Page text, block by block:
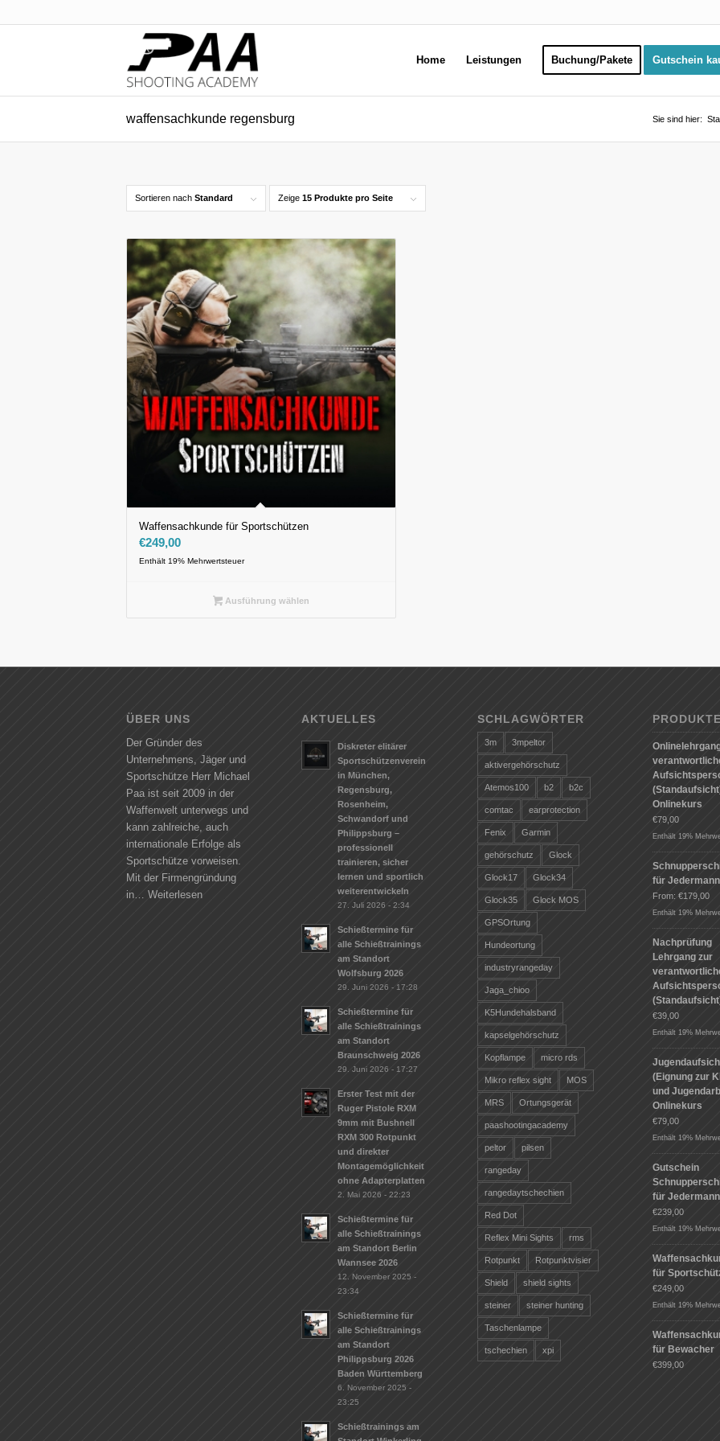
Home Leistungen Buchung/Pakete Gutschein
waffensachkunde regensburg Sie sind hier:
Sortieren nach Standard Zeige 15 Produkte pro Seite
Waffensachkunde für Sportschützen
€249,00
Enthält 19% Mehrwertsteuer
Ausführung wählen
ÜBER UNS
Der Gründer des
Unternehmens, Jäger und
Sportschütze Herr Michael
Paa ist seit 2009 in der
Waffenwelt unterwegs und
kann zahlreiche, auch
internationale Erfolge als
Sportschütze vorweisen.
Mit der Firmengründung
in… Weiterlesen
AKTUELLES
Diskreter elitärer
Sportschützenverein
in München,
Regensburg,
Rosenheim,
Schwandorf und
Philippsburg –
professionell
trainieren, sicher
lernen und sportlich
weiterentwickeln
27. Juli 2026 - 2:34
Schießtermine für
alle Schießtrainings
am Standort
Wolfsburg 2026
29. Juni 2026 - 17:28
Schießtermine für
alle Schießtrainings
am Standort
Braunschweig 2026
29. Juni 2026 - 17:27
Erster Test mit der
Ruger Pistole RXM
9mm mit Bushnell
RXM 300 Rotpunkt
und direkter
Montagemöglichkeit
ohne Adapterplatten
2. Mai 2026 - 22:23
Schießtermine für
alle Schießtrainings
am Standort Berlin
Wannsee 2026
12. November 2025 -
23:34
Schießtermine für
alle Schießtrainings
am Standort
Philippsburg 2026
Baden Württemberg
6. November 2025 -
23:25
Schießtrainings am
SCHLAGWÖRTER
3m 3mpeltor
aktivergehörschutz
Atemos100 b2 b2c
comtac earprotection
Fenix Garmin
gehörschutz Glock
Glock17 Glock34
Glock35 Glock MOS
GPSOrtung
Hundeortung
industryrangeday
Jaga_chioo
K5Hundehalsband
kapselgehörschutz
Kopflampe micro rds
Mikro reflex sight MOS
MRS Ortungsgerät
paashootingacademy
peltor pilsen
rangeday
rangedaytschechien
Red Dot
Reflex Mini Sights rms
Rotpunkt Rotpunktvisier
Shield shield sights
steiner steiner hunting
Taschenlampe
tschechien xpi
PRODUKTE
Onlinekurs
€79,00
Enthält 19%
für Jedermann
From:€179,00
Enthält 19%
Nachprüfung
Lehrgang zur
€39,00
Enthält 19%
(Eignung zur
und
Onlinekurs
€79,00
Enthält 19%
Gutschein
für Jedermann
€239,00
Enthält 19%
für
€249,00
Enthält 19%
für Bewacher
€399,00